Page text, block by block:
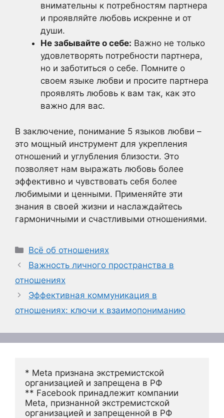
внимательны к потребностям партнера
и проявляйте любовь искренне и от
души.
Не забывайте о себе: Важно не только
удовлетворять потребности партнера,
но и заботиться о себе. Помните о
своем языке любви и просите партнера
проявлять любовь к вам так, как это
важно для вас.
В заключение, понимание 5 языков любви –
это мощный инструмент для укрепления
отношений и углубления близости. Это
позволяет нам выражать любовь более
эффективно и чувствовать себя более
любимыми и ценными. Применяйте эти
знания в своей жизни и наслаждайтесь
гармоничными и счастливыми отношениями.
Рубрики
Всё об отношениях
Важность личного пространства в
отношениях
Эффективная коммуникация в
отношениях: ключи к взаимопониманию
* Meta признана экстремистской
организацией и запрещена в РФ
** Facebook принадлежит компании
Meta, признанной экстремистской
организацией и запрещенной в РФ